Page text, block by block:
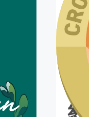
アニメ・漫画
ビューティー・ヘルス
CAMPFIRE Creation
ya コミュニティ
目標
支
募